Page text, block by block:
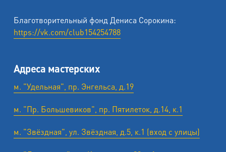
Благотворительный фонд Дениса Сорокина:
https://vk.com/club154254788
Адреса мастерских
м. "Удельная", пр. Энгельса, д.19
м. "Пр. Большевиков", пр. Пятилеток, д.14, к.1
м. "Звёздная", ул. Звёздная, д.5, к.1 (вход с улицы)